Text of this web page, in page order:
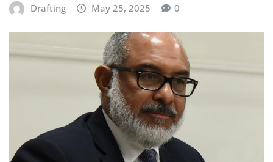
Drafting May 25, 2025 0